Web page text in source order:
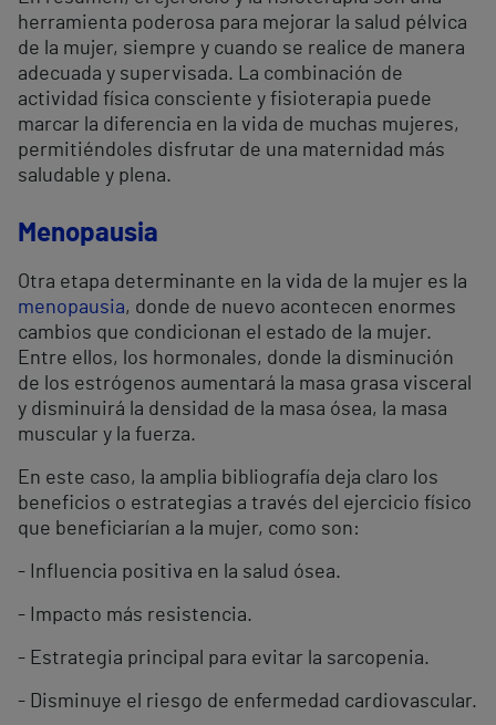
herramienta poderosa para mejorar la salud pélvica
de la mujer, siempre y cuando se realice de manera
adecuada y supervisada. La combinación de
actividad física consciente y fisioterapia puede
marcar la diferencia en la vida de muchas mujeres,
permitiéndoles disfrutar de una maternidad más
saludable y plena.
Menopausia
Otra etapa determinante en la vida de la mujer es la
menopausia, donde de nuevo acontecen enormes
cambios que condicionan el estado de la mujer.
Entre ellos, los hormonales, donde la disminución
de los estrógenos aumentará la masa grasa visceral
y disminuirá la densidad de la masa ósea, la masa
muscular y la fuerza.
En este caso, la amplia bibliografía deja claro los
beneficios o estrategias a través del ejercicio físico
que beneficiarían a la mujer, como son:
- Influencia positiva en la salud ósea.
- Impacto más resistencia.
- Estrategia principal para evitar la sarcopenia.
- Disminuye el riesgo de enfermedad cardiovascular.